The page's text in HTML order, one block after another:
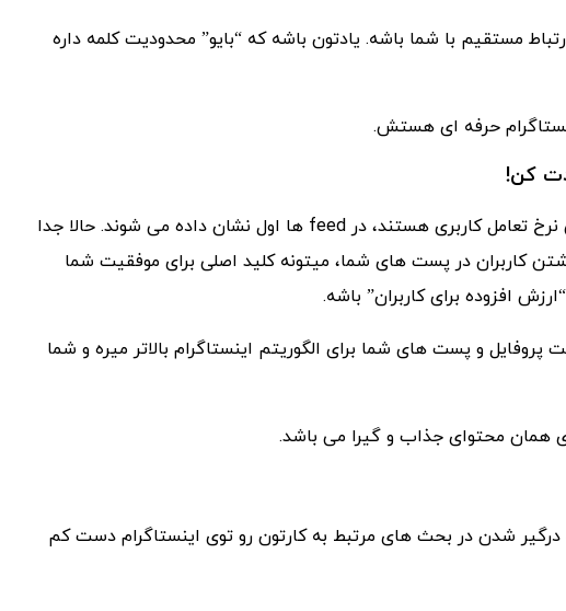
مستقیم با شما باشه. یادتون باشه که “بایو” محدودیت کلمه داره
حرفه ای هستش.
همون طور که میدونید پست هایی که دارای بیشترین نرخ تعامل کاربری هستند، در feed ها اول نشان داده می شوند. حالا جدا
کاربران در پست های شما، میتونه کلید اصلی برای موفقیت شما
افزوده برای کاربران” باشه.
و پست های شما برای الگوریتم اینستاگرام بالاتر میره و شما
همان محتوای جذاب و گیرا می باشد.
شدن در بحث های مرتبط به کارتون رو توی اینستاگرام دست کم